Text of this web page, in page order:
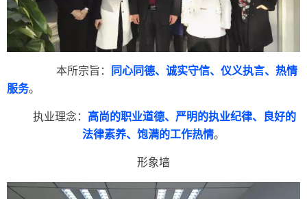
本所宗旨：
同心同德、诚实守信、仪义执言、热情
服务。
执业理念： 高尚的职业道德、严明的执业纪律、良好的
法律素养、饱满的工作热情。
形象墙